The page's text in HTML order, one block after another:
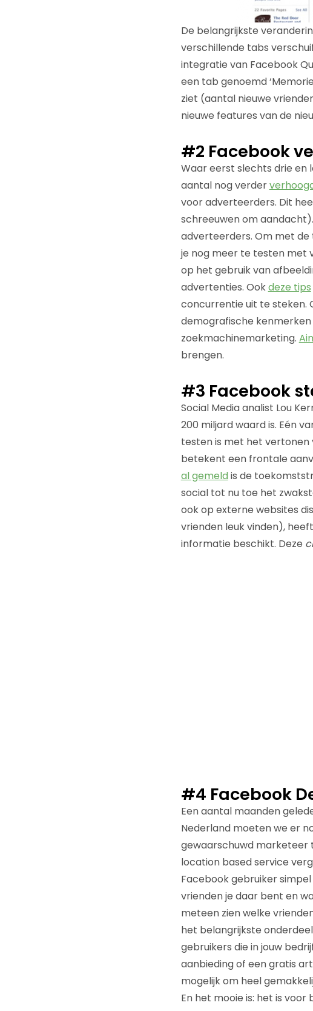
De belangrijkste
verschillende tabs
integratie van Facebook
een tab genoemd
ziet (aantal nieuwe
nieuwe features van de
#2 Facebook
Waar eerst slechts drie
aantal nog verder
voor adverteerders. Dit
schreeuwen om
adverteerders. Om met
je nog meer te testen met
op het gebruik van
advertenties. Ookdeze tips
concurrentie uit te steken.
demografische kenmerken
zoekmachinemarketing.
brengen.
#3 Facebook
Social Media analist Lou
200 miljard waard is. Eén
testen is met het vertonen
betekent een frontale
al gemeld is de
social tot nu toe het
ook op externe websites
vrienden leuk vinden),
informatie beschikt. Deze
#4 Facebook
Een aantal maanden
Nederland moeten we er
gewaarschuwd marketeer
location based service
Facebook gebruiker
vrienden je daar bent en
meteen zien welke
het belangrijkste
gebruikers die in jouw
aanbieding of een gratis
mogelijk om heel
En het mooie is: het is